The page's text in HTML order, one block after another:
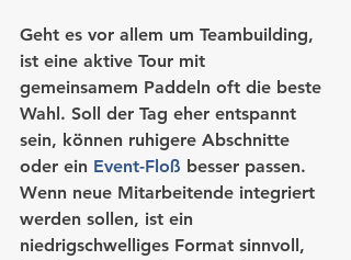
Geht es vor allem um Teambuilding,
ist eine aktive Tour mit
gemeinsamem Paddeln oft die beste
Wahl. Soll der Tag eher entspannt
sein, können ruhigere Abschnitte
oder ein Event-Floß besser passen.
Wenn neue Mitarbeitende integriert
werden sollen, ist ein
niedrigschwelliges Format sinnvoll,